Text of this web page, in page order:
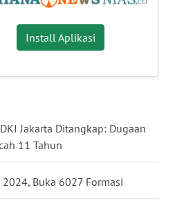
Install Aplikasi
Jakarta Ditangkap: Dugaan
11 Tahun
Buka 6027 Formasi